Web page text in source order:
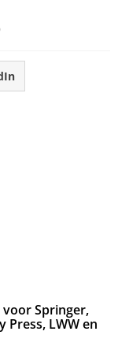
voor Springer,
LWW en